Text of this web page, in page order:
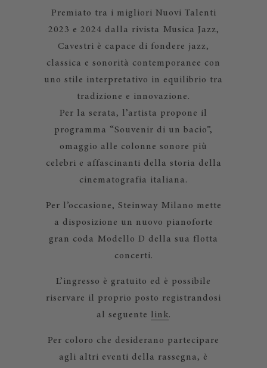
Premiato tra i migliori Nuovi Talenti
2023 e 2024 dalla rivista Musica Jazz,
Cavestri è capace di fondere jazz,
classica e sonorità contemporanee con
uno stile interpretativo in equilibrio tra
tradizione e innovazione.
Per la serata, l’artista propone il
programma “Souvenir di un bacio”,
omaggio alle colonne sonore più
celebri e affascinanti della storia della
cinematografia italiana.
Per l’occasione, Steinway Milano mette
a disposizione un nuovo pianoforte
gran coda Modello D della sua flotta
concerti.
L’ingresso è gratuito ed è possibile
riservare il proprio posto registrandosi
al seguente link.
Per coloro che desiderano partecipare
agli altri eventi della rassegna, è